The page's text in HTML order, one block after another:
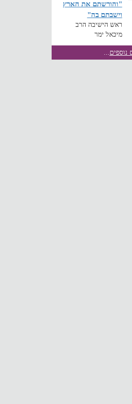
"והורשתם את הארץ
וישבתם בה"
ראש הישיבה הרב
מיכאל ימר
נוספים...